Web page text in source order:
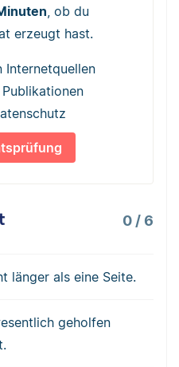
, ob du
erzeugt hast.
Internetquellen
0 / 6
länger als eine Seite.
geholfen